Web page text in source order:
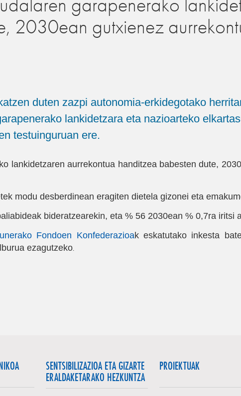
2030ean gutxienez
duten zazpi autonomia-erkidegotako
lankidetzara eta nazioarteko
testuinguruan ere.
lankidetzaren aurrekontua handitzea babesten dute,
modu desberdinean eragiten dietela gizonei eta
bideratzearekin, eta % 56 2030ean % 0,7ra iritsi
Fondoen Konfederazioak eskatutako inkesta
ezagutzeko.
SENTSIBILIZAZIOA ETA GIZARTE
ERALDAKETARAKO HEZKUNTZA
PROIEKTUAK